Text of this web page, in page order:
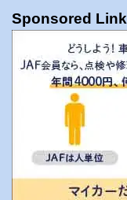
Sponsored Link